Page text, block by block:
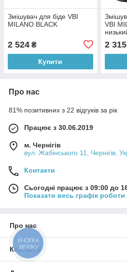
Змішувач для біде VBI
MILANO BLACK
2 524 ₴
Купити
VBI
2 315
Про нас
81% позитивних з 22 відгуків за рік
Працює з 30.06.2019
м. Чернігів
вул. Жабінського 11, Чернігів,
Контакти
Сьогодні працює з 09:00 до
Показати весь графік роботи
Про нас
Контакти
КНОПКА
ЗВ'ЯЗКУ